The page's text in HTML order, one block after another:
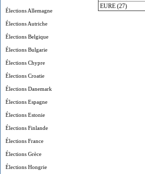
Élections Allemagne
Élections Autriche
Élections Belgique
Élections Bulgarie
Élections Chypre
Élections Croatie
Élections Danemark
Élections Espagne
Élections Estonie
Élections Finlande
Élections France
Élections Grèce
Élections Hongrie
EURE (27)